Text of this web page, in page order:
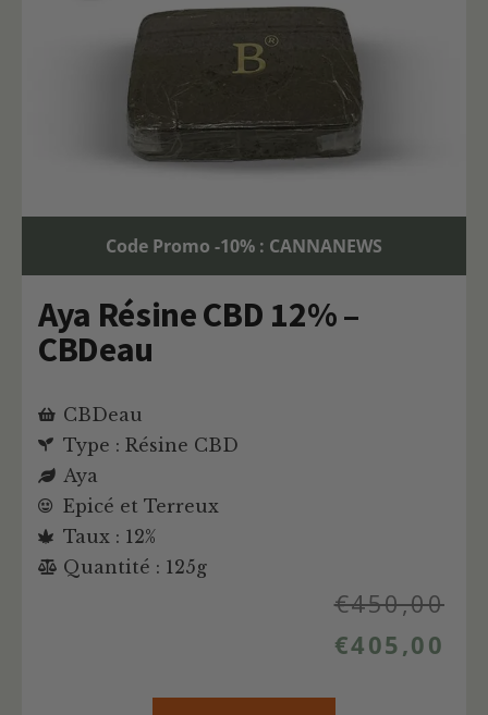
Code Promo -10% : CANNANEWS
Aya Résine CBD 12% –
CBDeau
CBDeau
Type : Résine CBD
Aya
Epicé et Terreux
Taux : 12%
Quantité : 125g
€450,00
€405,00